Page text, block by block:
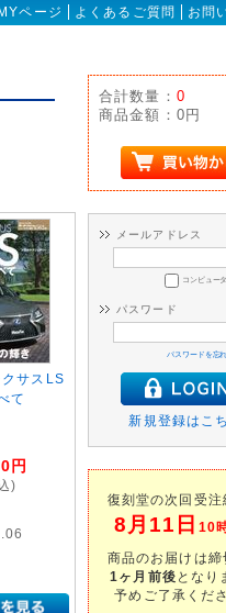
MYページ よくあるご質問 お問
サスLS
て
円
)
合計数量： 0
商品金額： 0円
メールアドレス
コンピュー
パスワード
パスワードを忘
新規登録はこ
復刻堂の次回受注
8月11日 10
商品のお届けは締
1ヶ月前後 となり
予めご了承くだ